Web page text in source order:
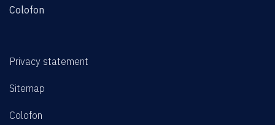
Colofon
Privacy statement
Sitemap
Colofon